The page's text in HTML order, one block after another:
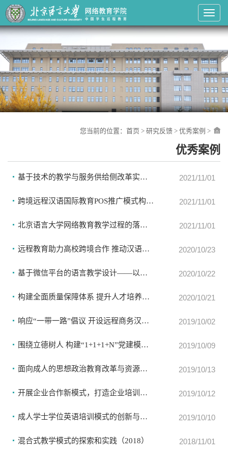
Toggle
您当前的位置： 首页 > 研究反馈 > 优秀案例 >
优秀案例
基于技术的教学与服务供给侧改革实践——以语言混合式教学平台为例（2021） 2021/11/01
跨境远程汉语国际教育POS推广模式构建与实践（2021） 2021/11/01
北京语言大学网络教育教学过程的落实和监控实践（2021） 2021/11/01
远程教育助力高校跨境合作 推动汉语国际教育创新发展(2020) 2020/10/23
基于微信平台的语言教学设计——以北语商务英语为例(2020) 2020/10/22
构建全面质量保障体系 提升人才培养质量(2020) 2020/10/21
响应“一带一路”倡议 开设远程商务汉语培训项目(2019) 2019/10/02
围绕立德树人 构建“1+1+1+N”党建模式(2019) 2019/10/09
面向成人的思想政治教育改革与资源创新实践(2019) 2019/10/13
开展企业合作新模式，打造企业培训站(2019) 2019/10/12
成人学士学位英语培训模式的创新与实践（2019） 2019/10/10
混合式教学模式的探索和实践（2018） 2018/11/01